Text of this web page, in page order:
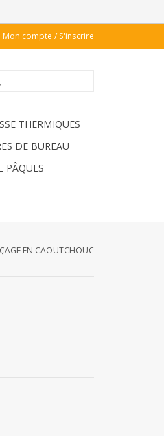
Mon compte / S'inscrire
THERMIQUES
DE BUREAU
PÂQUES
EN CAOUTCHOUC